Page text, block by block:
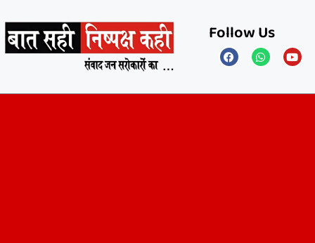
Follow Us